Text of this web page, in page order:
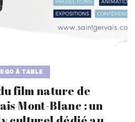
EGO À TABLE
film nature de
Mont-Blanc : un